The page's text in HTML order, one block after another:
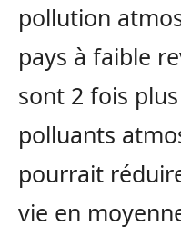
pollution
pays à faible
sont 2 fois
polluants
pourrait
vie en